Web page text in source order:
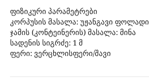
ფიზიკური პარამეტრები
კორპუსის მასალა: უჟანგავი ფოლადი
ჯამის (კონტეინერის) მასალა: მინა
სადენის სიგრძე: 1 მ
ფერი: ვერცხლისფერი/შავი